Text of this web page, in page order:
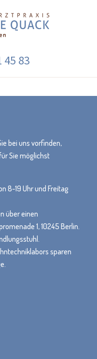
45 83
bei uns vorfinden,
Sie möglichst
8-19 Uhr und Freitag
über einen
1, 10245 Berlin.
sparen